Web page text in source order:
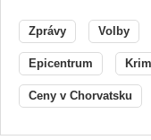
Zprávy Volby
Epicentrum
Ceny v Chorvatsku